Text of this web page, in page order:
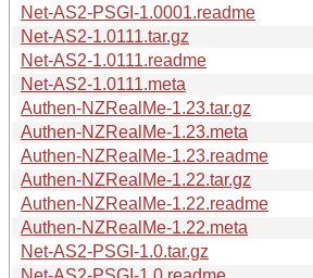
Net-AS2-PSGI-1.0001.readme
Net-AS2-1.0111.tar.gz
Net-AS2-1.0111.readme
Net-AS2-1.0111.meta
Authen-NZRealMe-1.23.tar.gz
Authen-NZRealMe-1.23.meta
Authen-NZRealMe-1.23.readme
Authen-NZRealMe-1.22.tar.gz
Authen-NZRealMe-1.22.readme
Authen-NZRealMe-1.22.meta
Net-AS2-PSGI-1.0.tar.gz